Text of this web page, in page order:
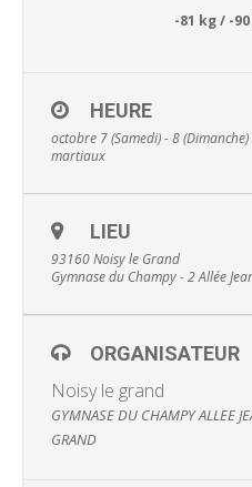
-81 kg / -90 kg / –
HEURE
octobre 7 (Samedi) - 8 (Dimanche)
martiaux
LIEU
93160 Noisy le Grand
Gymnase du Champy - 2 Allée
ORGANISATEUR
Noisy le grand
GYMNASE DU CHAMPY ALLEE
GRAND